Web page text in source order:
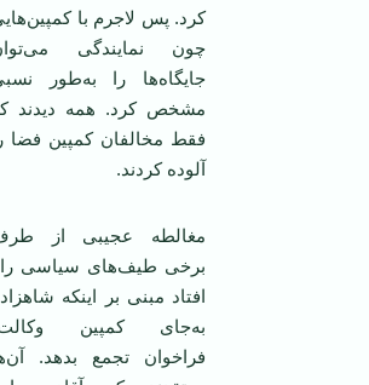
کرد. پس لاجرم با
چون نمایندگی
جایگاه‌ها را به‌طور
مشخص کرد. همه دیدند
فقط مخالفان کمپین فضا
آلوده کردند.
مغالطه عجیبی از
برخی طیف‌های سیاسی
افتاد مبنی بر اینکه
به‌جای کمپین
فراخوان تجمع بدهد.